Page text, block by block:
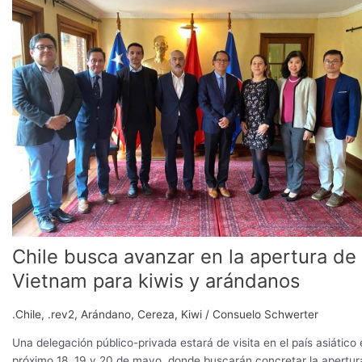
Chile busca avanzar en la apertura de
Vietnam para kiwis y arándanos
.Chile, .rev2, Arándano, Cereza, Kiwi / Consuelo Schwerter
Una delegación público-privada estará de visita en el país asiático
avanzar
en
apertura
de
Vietnam
para
kiwis
arándanos